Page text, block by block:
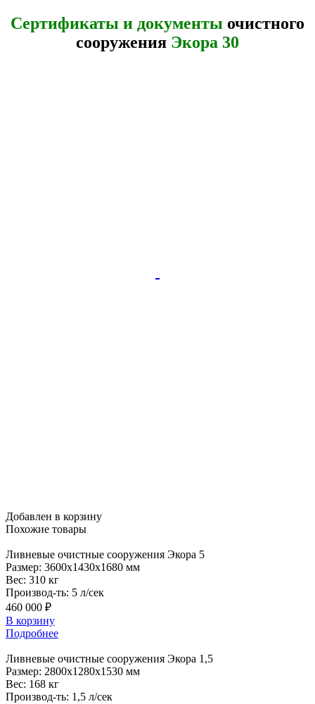
Сертификаты и документы очистного
сооружения Экора 30
Добавлен в корзину
Похожие товары
Ливневые очистные сооружения Экора 5
Размер: 3600x1430x1680 мм
Вес: 310 кг
Производ-ть: 5 л/сек
460 000 ₽
В корзину
Подробнее
Ливневые очистные сооружения Экора 1,5
Размер: 2800x1280x1530 мм
Вес: 168 кг
Производ-ть: 1,5 л/сек